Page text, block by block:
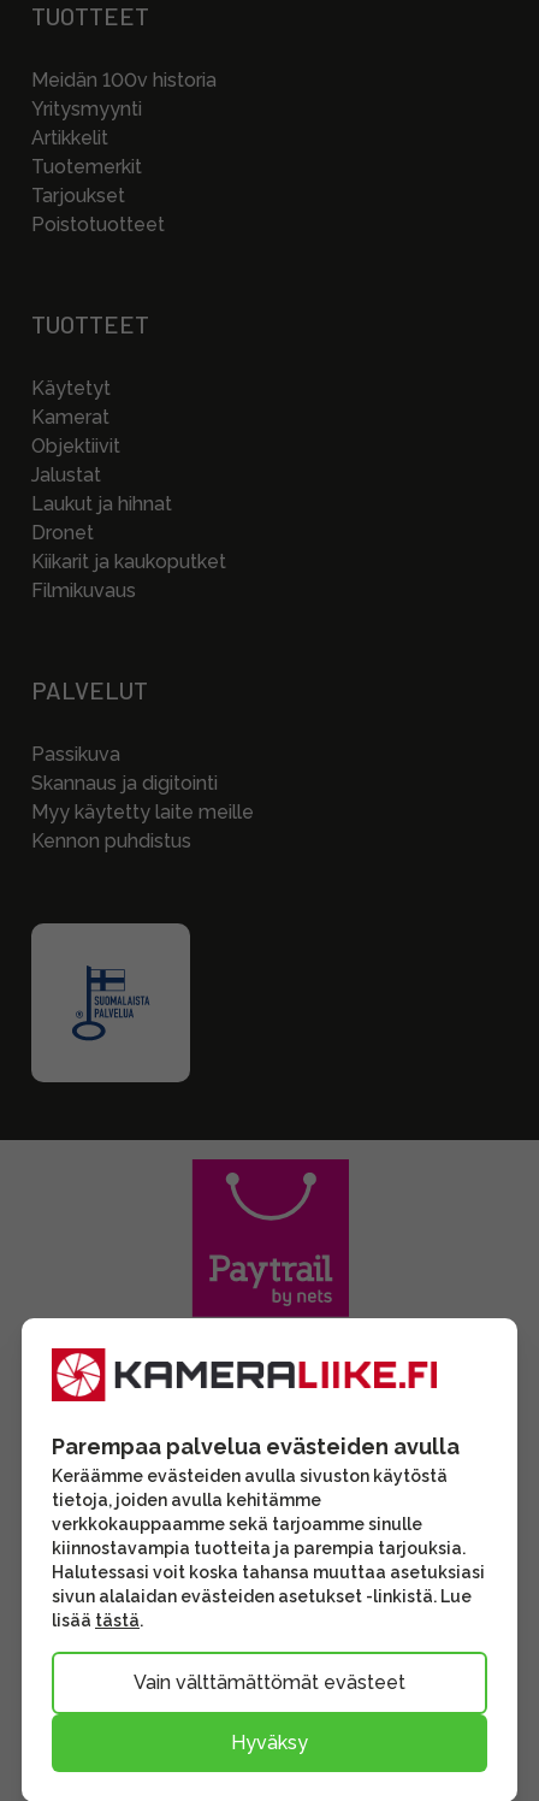
TUOTTEET
Meidän 100v historia
Yritysmyynti
Artikkelit
Tuotemerkit
Tarjoukset
Poistotuotteet
TUOTTEET
Käytetyt
Kamerat
Objektiivit
Jalustat
Laukut ja hihnat
Dronet
Kiikarit ja kaukoputket
Filmikuvaus
PALVELUT
Passikuva
Skannaus ja digitointi
Myy käytetty laite meille
Kennon puhdistus
Parempaa palvelua evästeiden avulla
Keräämme evästeiden avulla sivuston käytöstä
tietoja, joiden avulla kehitämme
verkkokauppaamme sekä tarjoamme sinulle
kiinnostavampia tuotteita ja parempia tarjouksia.
Halutessasi voit koska tahansa muuttaa asetuksiasi
sivun alalaidan evästeiden asetukset -linkistä. Lue
lisää tästä.
Vain välttämättömät evästeet
Hyväksy